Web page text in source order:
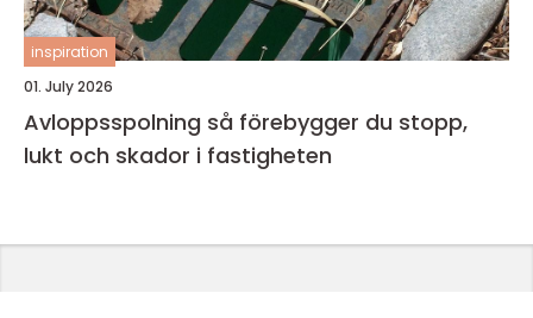
inspiration
01. July 2026
Avloppsspolning så förebygger du stopp,
lukt och skador i fastigheten